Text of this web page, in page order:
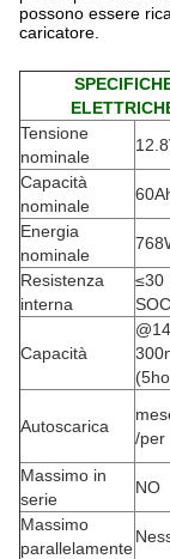
possono essere
caricatore.
Tensione
nominale
Capacità
nominale
Energia
nominale
Resistenza
interna
≤30
SOC
Capacità
Autoscarica
/per
Massimo in
serie
NO
Massimo
parallelamente